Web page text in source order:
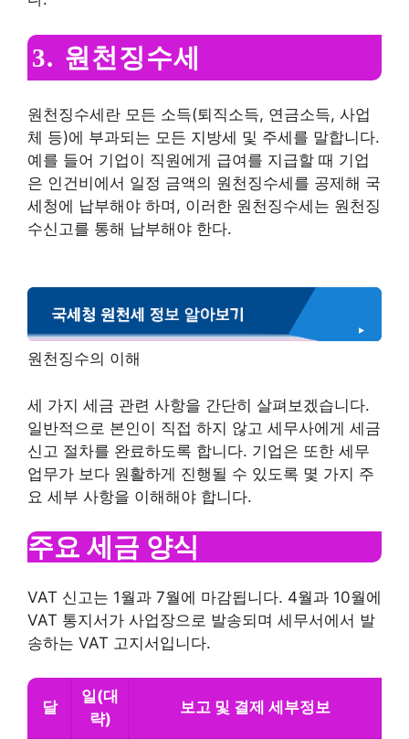
3. 원천징수세
원천징수세란 모든 소득(퇴직소득, 연금소득, 사업
체 등)에 부과되는 모든 지방세 및 주세를 말합니다.
예를 들어 기업이 직원에게 급여를 지급할 때 기업
은 인건비에서 일정 금액의 원천징수세를 공제해 국
세청에 납부해야 하며, 이러한 원천징수세는 원천징
수신고를 통해 납부해야 한다.
원천징수의 이해
세 가지 세금 관련 사항을 간단히 살펴보겠습니다.
일반적으로 본인이 직접 하지 않고 세무사에게 세금
신고 절차를 완료하도록 합니다. 기업은 또한 세무
업무가 보다 원활하게 진행될 수 있도록 몇 가지 주
요 세부 사항을 이해해야 합니다.
주요 세금 양식
VAT 신고는 1월과 7월에 마감됩니다. 4월과 10월에
VAT 통지서가 사업장으로 발송되며 세무서에서 발
송하는 VAT 고지서입니다.
달
일(대
략)
보고 및 결제 세부정보